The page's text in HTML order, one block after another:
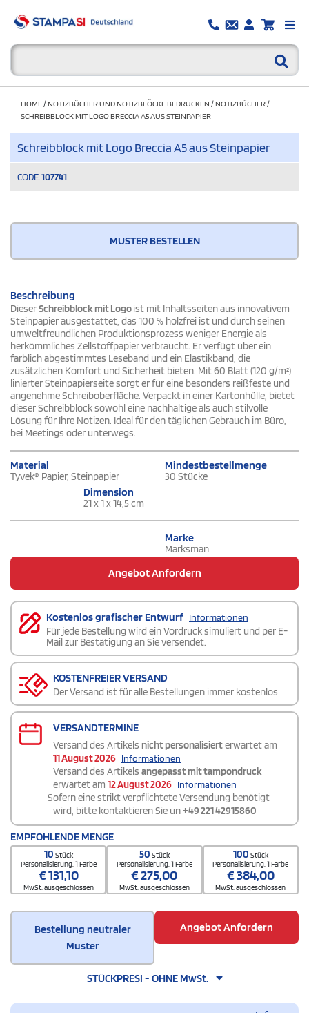
HOME/NOTIZBÜCHER UND NOTIZBLÖCKE BEDRUCKEN /NOTIZBÜCHER/
SCHREIBBLOCK MIT LOGO BRECCIA A5 AUS STEINPAPIER
Schreibblock mit Logo Breccia A5 aus Steinpapier
CODE. 107741
MUSTER BESTELLEN
Beschreibung
DieserSchreibblock mit Logoist mit Inhaltsseiten aus innovativem
Steinpapier ausgestattet, das 100 % holzfrei ist und durch seinen
umweltfreundlichen Produktionsprozess weniger Energie als
herkömmliches Zellstoffpapier verbraucht. Er verfügt über ein
farblich abgestimmtes Leseband und ein Elastikband, die
zusätzlichen Komfort und Sicherheit bieten. Mit 60 Blatt (120 g/m²)
linierter Steinpapierseite sorgt er für eine besonders reißfeste und
angenehme Schreiboberfläche. Verpackt in einer Kartonhülle, bietet
dieser Schreibblock sowohl eine nachhaltige als auch stilvolle
Lösung für Ihre Notizen. Ideal für den täglichen Gebrauch im Büro,
bei Meetings oder unterwegs.
Material
Tyvek® Papier, Steinpapier
Mindestbestellmenge
30 Stücke
Dimension
21 x 1 x 14,5 cm
Marke
Marksman
Angebot Anfordern
Kostenlos grafischer Entwurf Informationen
Für jede Bestellung wird ein Vordruck simuliert und per E-
Mail zur Bestätigung an Sie versendet.
KOSTENFREIER VERSAND
Der Versand ist für alle Bestellungen immer kostenlos
VERSANDTERMINE
Versand des Artikels nicht personalisierterwartet am
11 August 2026 Informationen
Versand des Artikels angepasst mit tampondruck
erwartet am 12 August 2026 Informationen
Sofern eine strikt verpflichtete Versendung benötigt
wird, bitte kontaktieren Sie un+49 221 42915860
EMPFOHLENDE MENGE
10 Stück
Personalisierung. 1 Farbe
€131,10
MwSt. ausgeschlossen
50 Stück
Personalisierung. 1 Farbe
€275,00
MwSt. ausgeschlossen
100 Stück
Personalisierung. 1 Farbe
€384,00
MwSt. ausgeschlossen
Bestellung neutraler
Muster
Angebot Anfordern
STÜCKPRESI - OHNE MwSt.